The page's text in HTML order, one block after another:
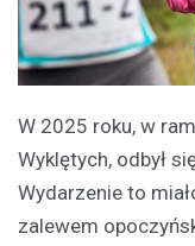
W 2025 roku, w
Wyklętych, odbył
Wydarzenie to
zalewem